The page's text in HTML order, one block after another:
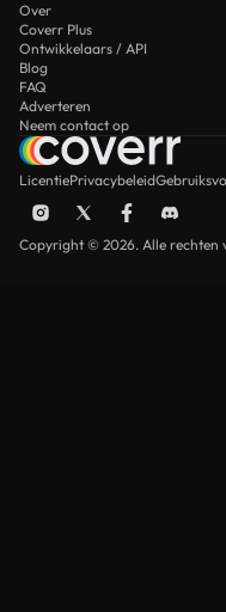
Over
Coverr Plus
Ontwikkelaars / API
Blog
FAQ
Adverteren
Neem contact op
LicentiePrivacybeleid
Copyright © 2026. Alle rechten